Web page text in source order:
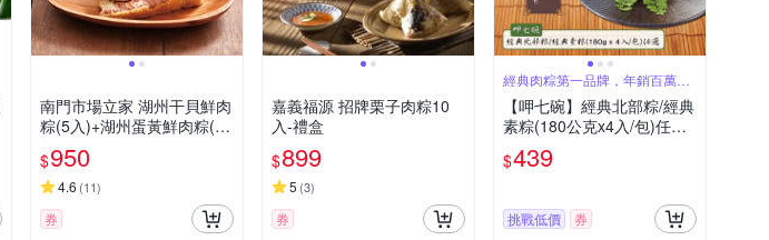
南門市場立家 湖州干貝鮮肉
粽(5入)+湖州蛋黃鮮肉粽(5
入)
$950
4.6 (11)
券
嘉義福源 招牌栗子肉粽10
入-禮盒
$899
5 (3)
券
經典肉粽第一品牌，年銷百萬顆
肉粽
【呷七碗】經典北部粽/經典
素粽(180公克x4入/包)任選_
2026端午肉粽
$439
挑戰低價 券